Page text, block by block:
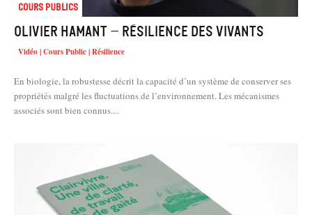
Cours Publics
Olivier HAMANT – Résilience des vivants
Vidéo | Cours Public | Résilience
En biologie, la robustesse décrit la capacité d’un système de conserver ses
propriétés malgré les fluctuations de l’environnement. Les mécanismes
associés sont bien connus....